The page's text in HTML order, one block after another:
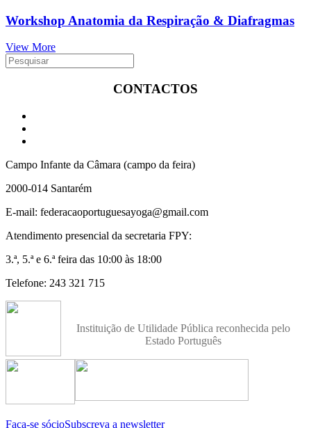
Workshop Anatomia da Respiração & Diafragmas
View More
CONTACTOS
Campo Infante da Câmara (campo da feira)
2000-014 Santarém
E-mail: federacaoportuguesayoga@gmail.com
Atendimento presencial da secretaria FPY:
3.ª, 5.ª e 6.ª feira das 10:00 às 18:00
Telefone: 243 321 715
Instituição de Utilidade Pública reconhecida pelo
Estado Português
Faça-se sócioSubscreva a newsletter